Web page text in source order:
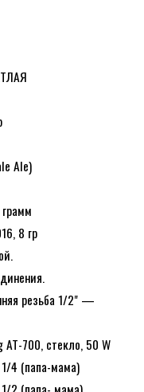
Ale)
8 гр
резьба 1/2" —
AT-700, стекло, 50 W
4 (папа-мама)